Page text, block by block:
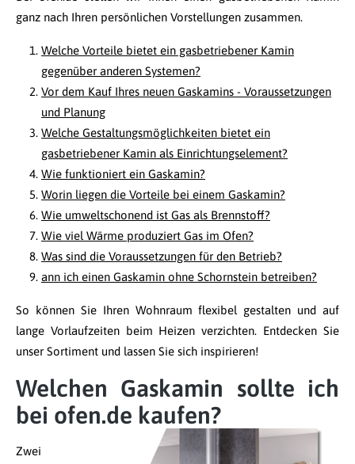
ganz nach Ihren persönlichen Vorstellungen zusammen.
Welche Vorteile bietet ein gasbetriebener Kamin
gegenüber anderen Systemen?
Vor dem Kauf Ihres neuen Gaskamins - Voraussetzungen
und Planung
Welche Gestaltungsmöglichkeiten bietet ein
gasbetriebener Kamin als Einrichtungselement?
Wie funktioniert ein Gaskamin?
Worin liegen die Vorteile bei einem Gaskamin?
Wie umweltschonend ist Gas als Brennstoff?
Wie viel Wärme produziert Gas im Ofen?
Was sind die Voraussetzungen für den Betrieb?
ann ich einen Gaskamin ohne Schornstein betreiben?
So können Sie Ihren Wohnraum flexibel gestalten und auf
lange Vorlaufzeiten beim Heizen verzichten. Entdecken Sie
unser Sortiment und lassen Sie sich inspirieren!
Welchen Gaskamin sollte ich
bei ofen.de kaufen?
Zwei